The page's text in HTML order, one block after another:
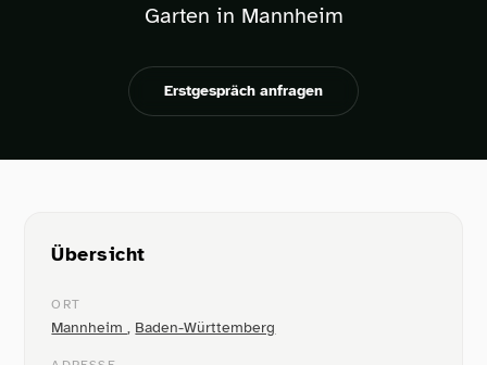
Garten in Mannheim
Erstgespräch anfragen
Übersicht
ORT
Mannheim, Baden-Württemberg